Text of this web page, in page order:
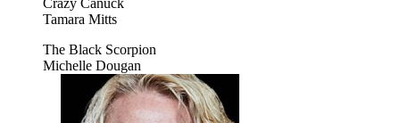
Tamara Mitts
The Black Scorpion
Michelle Dougan